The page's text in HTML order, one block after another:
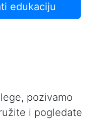
edukaciju
pozivamo
i pogledate